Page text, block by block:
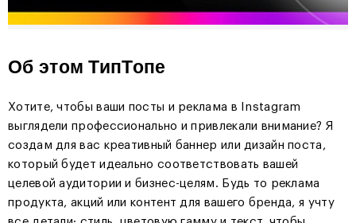
Об этом ТипТопе
Хотите, чтобы ваши посты и реклама в Instagram
выглядели профессионально и привлекали внимание? Я
создам для вас креативный баннер или дизайн поста,
который будет идеально соответствовать вашей
целевой аудитории и бизнес-целям. Будь то реклама
продукта, акций или контент для вашего бренда, я учту